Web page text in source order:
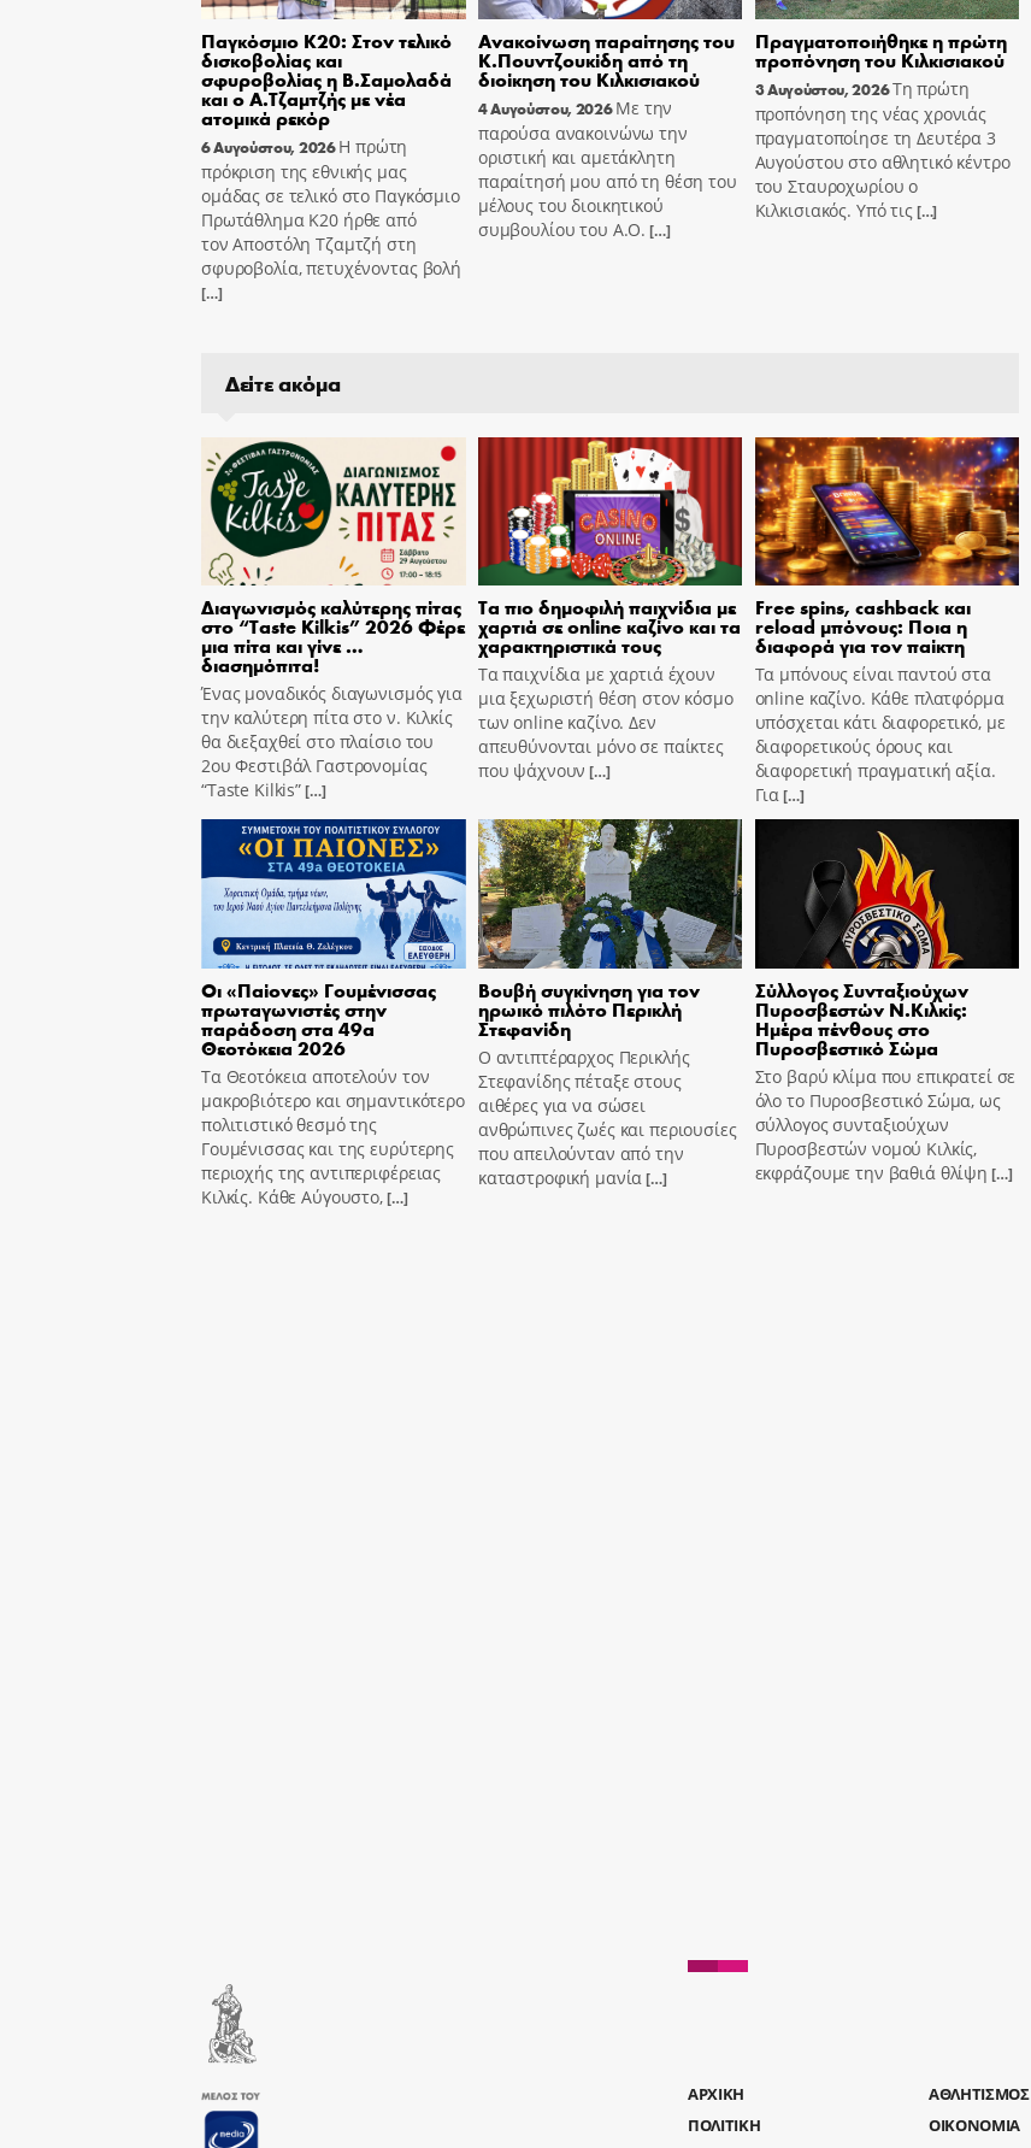
Παγκόσμιο Κ20: Στον τελικό
δισκοβολίας και
σφυροβολίας η Β.Σαμολαδά
και ο Α.Τζαμτζής με νέα
ατομικά ρεκόρ
6 Αυγούστου, 2026Η πρώτη
πρόκριση της εθνικής μας
ομάδας σε τελικό στο Παγκόσμιο
Πρωτάθλημα Κ20 ήρθε από
τον Αποστόλη Τζαμτζή στη
σφυροβολία, πετυχένοντας βολή
[…]
Ανακοίνωση παραίτησης του
Κ.Πουντζουκίδη από τη
διοίκηση του Κιλκισιακού
4 Αυγούστου, 2026 Με την
παρούσα ανακοινώνω την
οριστική και αμετάκλητη
παραίτησή μου από τη θέση του
μέλους του διοικητικού
συμβουλίου του Α.Ο. […]
Πραγματοποιήθηκε η πρώτη
προπόνηση του Κιλκισιακού
3 Αυγούστου, 2026Τη πρώτη
προπόνηση της νέας χρονιάς
πραγματοποίησε τη Δευτέρα 3
Αυγούστου στο αθλητικό κέντρο
του Σταυροχωρίου ο
Κιλκισιακός. Υπό τις[…]
Δείτε ακόμα
Διαγωνισμός καλύτερης πίτας
στο “Taste Kilkis” 2026 Φέρε
μια πίτα και γίνε …
διασημόπιτα!
Ένας μοναδικός διαγωνισμός για
την καλύτερη πίτα στο ν. Κιλκίς
θα διεξαχθεί στο πλαίσιο του
2ου Φεστιβάλ Γαστρονομίας
“Taste Kilkis”[…]
Τα πιο δημοφιλή παιχνίδια με
χαρτιά σε online καζίνο και τα
χαρακτηριστικά τους
Τα παιχνίδια με χαρτιά έχουν
μια ξεχωριστή θέση στον κόσμο
των online καζίνο. Δεν
απευθύνονται μόνο σε παίκτες
που ψάχνουν […]
Free spins, cashback και
reload μπόνους: Ποια η
διαφορά για τον παίκτη
Τα μπόνους είναι παντού στα
online καζίνο. Κάθε πλατφόρμα
υπόσχεται κάτι διαφορετικό, με
διαφορετικούς όρους και
διαφορετική πραγματική αξία.
Για[…]
Οι «Παίονες» Γουμένισσας
πρωταγωνιστές στην
παράδοση στα 49α
Θεοτόκεια 2026
Τα Θεοτόκεια αποτελούν τον
μακροβιότερο και σημαντικότερο
πολιτιστικό θεσμό της
Γουμένισσας και της ευρύτερης
περιοχής της αντιπεριφέρειας
Κιλκίς. Κάθε Αύγουστο,[…]
Βουβή συγκίνηση για τον
ηρωικό πιλότο Περικλή
Στεφανίδη
Ο αντιπτέραρχος Περικλής
Στεφανίδης πέταξε στους
αιθέρες για να σώσει
ανθρώπινες ζωές και περιουσίες
που απειλούνταν από την
καταστροφική μανία […]
Σύλλογος Συνταξιούχων
Πυροσβεστών Ν.Κιλκίς:
Ημέρα πένθους στο
Πυροσβεστικό Σώμα
Στο βαρύ κλίμα που επικρατεί σε
όλο το Πυροσβεστικό Σώμα, ως
σύλλογος συνταξιούχων
Πυροσβεστών νομού Κιλκίς,
εκφράζουμε την βαθιά θλίψη […]
AΡΧΙΚΗ
ΑΘΛΗΤΙΣΜΟΣ
ΠΟΛΙΤΙΚΗ
ΟΙΚΟΝΟΜΙΑ